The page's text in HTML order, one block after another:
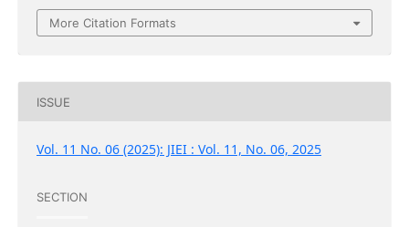
More Citation Formats
ISSUE
Vol. 11 No. 06 (2025): JIEI : Vol. 11, No. 06, 2025
SECTION